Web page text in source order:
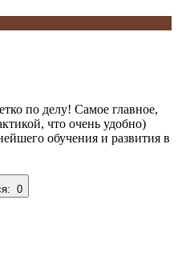
по делу! Самое главное,
что очень удобно)
обучения и развития в
0